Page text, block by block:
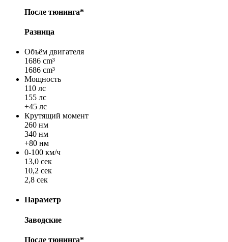
После тюнинга*
Разница
Объём двигателя
1686 cm³
1686 cm³
Мощность
110 лс
155 лс
+45 лс
Крутящий момент
260 нм
340 нм
+80 нм
0-100 км/ч
13,0 сек
10,2 сек
2,8 сек
Параметр
Заводские
После тюнинга*